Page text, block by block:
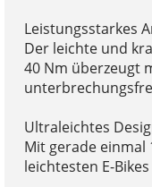
Leistungsstarkes
Der leichte und
40 Nm überzeugt
Ultraleichtes
Mit gerade einmal
leichtesten E-